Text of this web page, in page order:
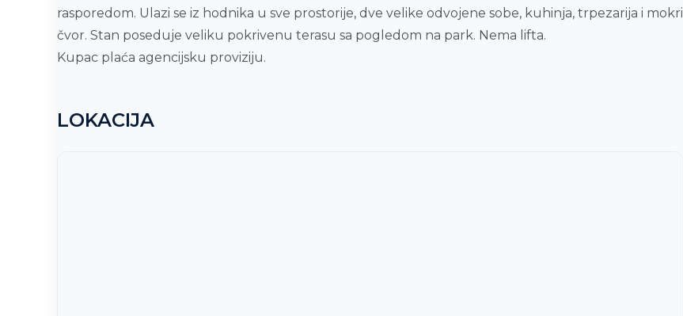
rasporedom. Ulazi se iz hodnika u sve prostorije, dve velike odvojene sobe, kuhinja, trpezarija i mokri
čvor. Stan poseduje veliku pokrivenu terasu sa pogledom na park. Nema lifta.
Kupac plaća agencijsku proviziju.
LOKACIJA